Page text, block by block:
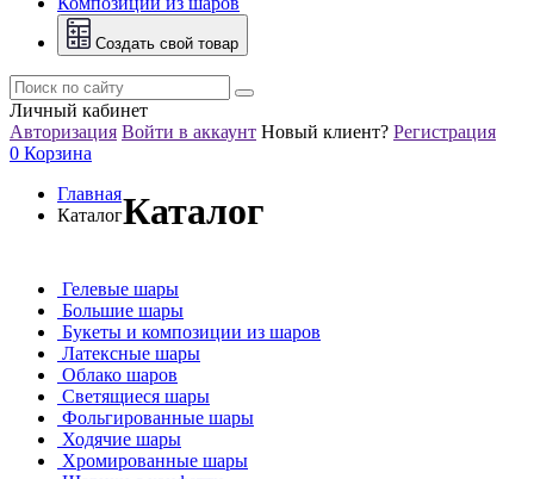
Создать свой товар
Личный кабинет
Авторизация Войти в аккаунт Новый клиент? Регистрация
0 Корзина
Главная
КаталогКаталог
Гелевые шары
Большие шары
Букеты и композиции из шаров
Латексные шары
Облако шаров
Светящиеся шары
Фольгированные шары
Ходячие шары
Хромированные шары